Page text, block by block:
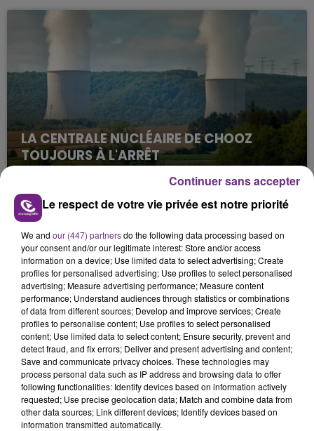
LA CENTRALE NUCLÉAIRE DE CHOOZ
TOUJOURS À L'ARRÊT
Cela fait déjà une semaine que la centrale
nucléaire ardennaise est à l'arrêt. Une situation
justifiée par la sécheresse intense qui est toujours
présente.
LE MAGASIN JOUÉCLUB DE REIMS FERME
SES PORTES
C'était l'une des institutions du centre-ville
rémois. Le magasin JouéClub est contraint de
fermer ses portes.
TITRES DIFFUSÉS
Le respect de votre vie privée est notre priorité
We and our (447) partnersdo the following data processing based on
your consent and/or our legitimate interest: Store and/or access
information on a device; Use limited data to select advertising; Create
profiles for personalised advertising; Use profiles to select personalised
advertising; Measure advertising performance; Measure content
performance; Understand audiences through statistics or combinations
of data from different sources; Develop and improve services; Create
profiles to personalise content; Use profiles to select personalised
content; Use limited data to select content; Ensure security, prevent and
detect fraud, and fix errors; Deliver and present advertising and content;
Save and communicate privacy choices. These technologies may
process personal data such as IP address and browsing data to offer
following functionalities: Identify devices based on information actively
requested; Use precise geolocation data; Match and combine data from
other data sources; Link different devices; Identify devices based on
information transmitted automatically.
Continuer sans accepter